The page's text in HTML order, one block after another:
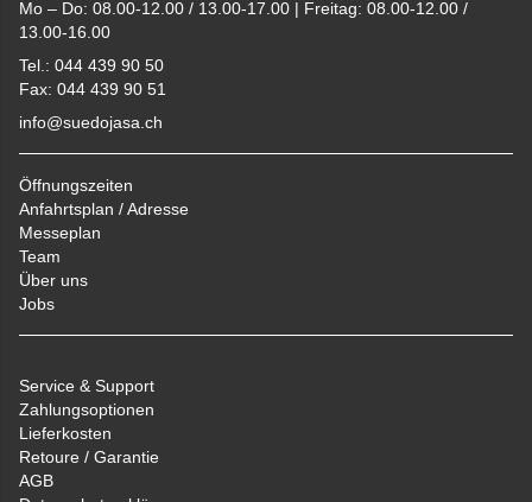
Mo – Do: 08.00-12.00 / 13.00-17.00 | Freitag: 08.00-12.00 /
13.00-16.00
Tel.: 044 439 90 50
Fax: 044 439 90 51
info@suedojasa.ch
Öffnungszeiten
Anfahrtsplan / Adresse
Messeplan
Team
Über uns
Jobs
Service & Support
Zahlungsoptionen
Lieferkosten
Retoure / Garantie
AGB